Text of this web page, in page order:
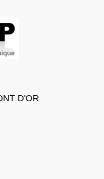
D'OR